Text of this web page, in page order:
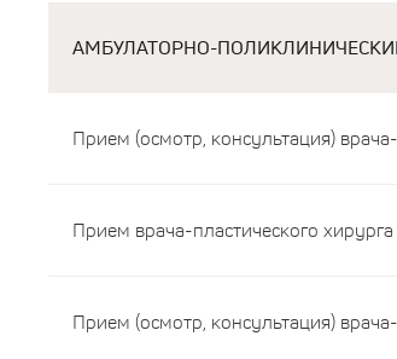
АМБУЛАТОРНО-
Прием (осмотр, консультация)
Прием врача-пластического
Прием (осмотр, консультация)